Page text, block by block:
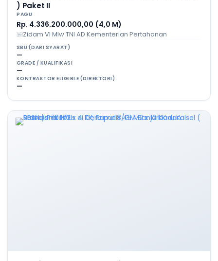
) Paket II
PAGU
Rp. 4.336.200.000,00 (4,0 M)
Zidam VI Mlw TNI AD Kementerian Pertahanan
SBU (DARI SYARAT)
—
GRADE / KUALIFIKASI
—
KONTRAKTOR ELIGIBLE (DIREKTORI)
—